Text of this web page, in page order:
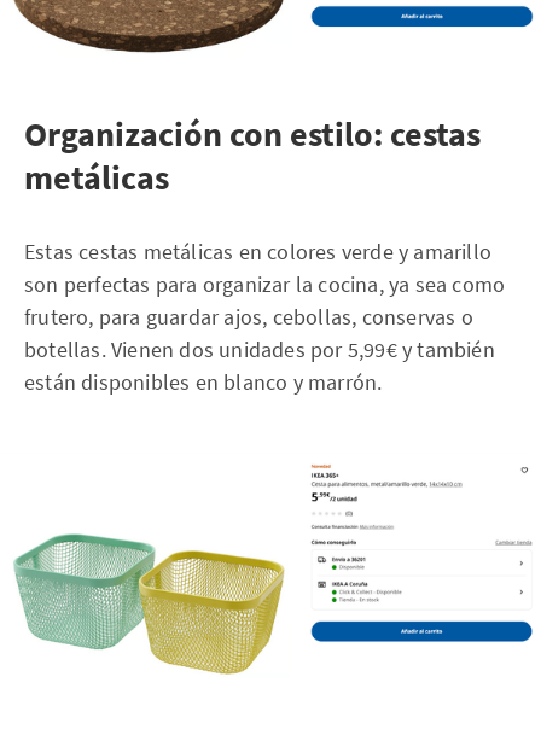
Organización con estilo: cestas
metálicas
Estas cestas metálicas en colores verde y amarillo
son perfectas para organizar la cocina, ya sea como
frutero, para guardar ajos, cebollas, conservas o
botellas. Vienen dos unidades por 5,99€ y también
están disponibles en blanco y marrón.